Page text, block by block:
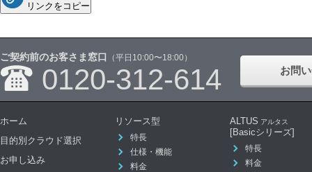
リンクをコピー
ご契約前のお客さま窓口 （平日10:00〜18:00）
0120-312-614 お問
ホーム
目的別クラウド選択
お申し込み
リソース型
特長
仕様・機能
料金
ALTUS アルタス
[Basicシリーズ]
特長
料金